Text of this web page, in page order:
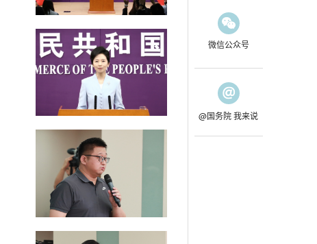
微信公众号
@国务院 我来说